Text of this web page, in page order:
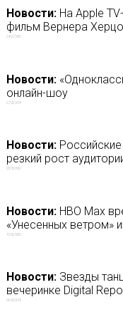
Новости:На Apple
фильм Вернера
24/07/2020
Новости:
онлайн-шоу
21/02/2018
Новости:Российские
резкий рост
23/03/2020
Новости:HBO Max
«Унесенных ветром»
10/06/2020
Новости:Звезды
вечеринке Digital
06/06/2018